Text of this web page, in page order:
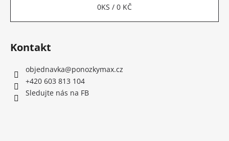
0KS / 0 KČ
Kontakt
objednavka@ponozkymax.cz
+420 603 813 104
Sledujte nás na FB